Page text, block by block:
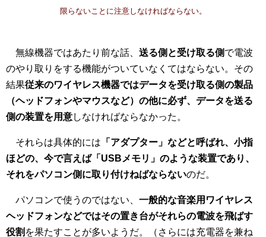
限らないことに注意しなければならない。
無線機器ではあたり前な話、 送る側と受け取る側 で電波
のやり取りをする機能がついていなくてはならない。その
結果従来のワイヤレス機器ではデータを受け取る側の製品
（ヘッドフォンやマウスなど）の他に必ず、データを送る
側の装置を用意しなければならなかった。
それらは具体的には 「アダプター」などと呼ばれ、小指
ほどの、今で言えば「USBメモリ」のような装置であり、
それをパソコン側に取り付けねばならないのだ。
パソコンで使うのではない、 一般的な音楽用ワイヤレス
ヘッドフォンなどではその置き台がそれらの電波を飛ばす
役割 を果たすことが多いようだ。（さらには充電器を兼ね